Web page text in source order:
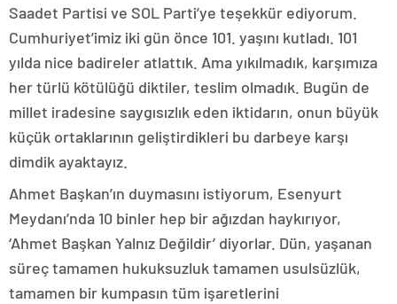
Saadet Partisi ve SOL Parti’ye teşekkür ediyorum.
Cumhuriyet’imiz iki gün önce 101. yaşını kutladı. 101
yılda nice badireler atlattık. Ama yıkılmadık, karşımıza
her türlü kötülüğü diktiler, teslim olmadık. Bugün de
millet iradesine saygısızlık eden iktidarın, onun büyük
küçük ortaklarının geliştirdikleri bu darbeye karşı
dimdik ayaktayız.
Ahmet Başkan’ın duymasını istiyorum, Esenyurt
Meydanı’nda 10 binler hep bir ağızdan haykırıyor,
‘Ahmet Başkan Yalnız Değildir’ diyorlar. Dün, yaşanan
süreç tamamen hukuksuzluk tamamen usulsüzlük,
tamamen bir kumpasın tüm işaretlerini